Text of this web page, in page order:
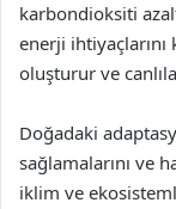
karbondioksiti
enerji
oluşturur ve
Doğadaki
sağlamalarını ve
iklim ve